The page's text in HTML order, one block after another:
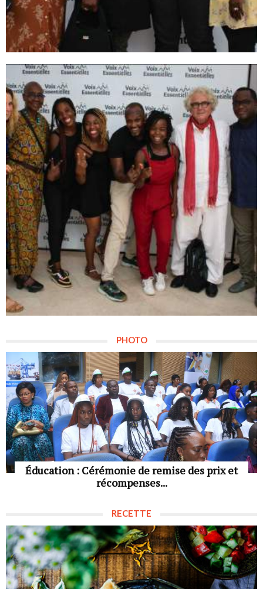
PHOTO
Éducation : Cérémonie de remise des prix et
récompenses...
RECETTE